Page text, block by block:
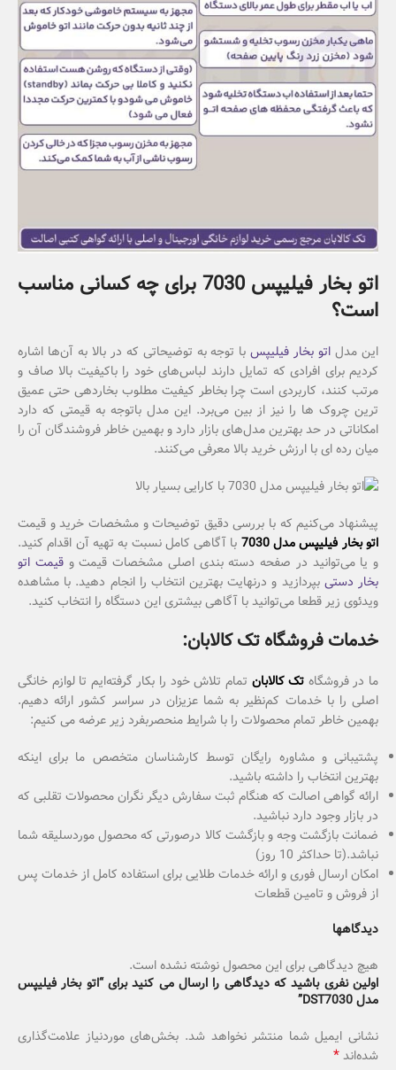
اتو بخار فیلیپس 7030 برای چه کسانی مناسب
است؟
این مدل اتو بخار فیلیپسبا توجه به توضیحاتی که در بالا به آن‌ها اشاره
کردیم برای افرادی که تمایل دارند لباس‌های خود را باکیفیت بالا صاف و
مرتب کنند، کاربردی است چرا بخاطر کیفیت مطلوب بخاردهی حتی عمیق
ترین چروک ها را نیز از بین می‌برد. این مدل باتوجه به قیمتی که دارد
امکاناتی در حد بهترین مدل‌های بازار دارد و بهمین خاطر فروشندگان آن را
میان رده ای با ارزش خرید بالا معرفی می‌کنند.
پیشنهاد می‌کنیم که با بررسی دقیق توضیحات و مشخصات خرید و قیمت
اتو بخار فیلیپس مدل 7030
با آگاهی کامل نسبت به تهیه آن اقدام کنید.
و یا می‌توانید در صفحه دسته بندی اصلی مشخصات قیمت وقیمت اتو
بخار دستی بپردازید و درنهایت بهترین انتخاب را انجام دهید. با مشاهده
ویدئوی زیر قطعا می‌توانید با آگاهی بیشتری این دستگاه را انتخاب کنید.
خدمات فروشگاه تک کالابان:
ما در فروشگاه تک کالابان تمام تلاش خود را بکار گرفته‌ایم تا لوازم خانگی
اصلی را با خدمات کم‌نظیر به شما عزیزان در سراسر کشور ارائه دهیم.
بهمین خاطر تمام محصولات را با شرایط منحصربفرد زیر عرضه می کنیم:
پشتیبانی و مشاوره رایگان توسط کارشناسان متخصص ما برای اینکه
بهترین انتخاب را داشته باشید.
ارائه گواهی اصالت که هنگام ثبت سفارش دیگر نگران محصولات تقلبی که
در بازار وجود دارد نباشید.
ضمانت بازگشت وجه و بازگشت کالا درصورتی که محصول موردسلیقه شما
نباشد.(تا حداکثر 10 روز)
امکان ارسال فوری و ارائه خدمات طلایی برای استفاده کامل از خدمات پس
از فروش و تامیـن قطعات
دیدگاهها
هیچ دیدگاهی برای این محصول نوشته نشده است.
اولین نفری باشید که دیدگاهی را ارسال می کنید برای “اتو بخار فیلیپس
مدل DST7030”
نشانی ایمیل شما منتشر نخواهد شد. بخش‌های موردنیاز علامت‌گذاری
شده‌اند*